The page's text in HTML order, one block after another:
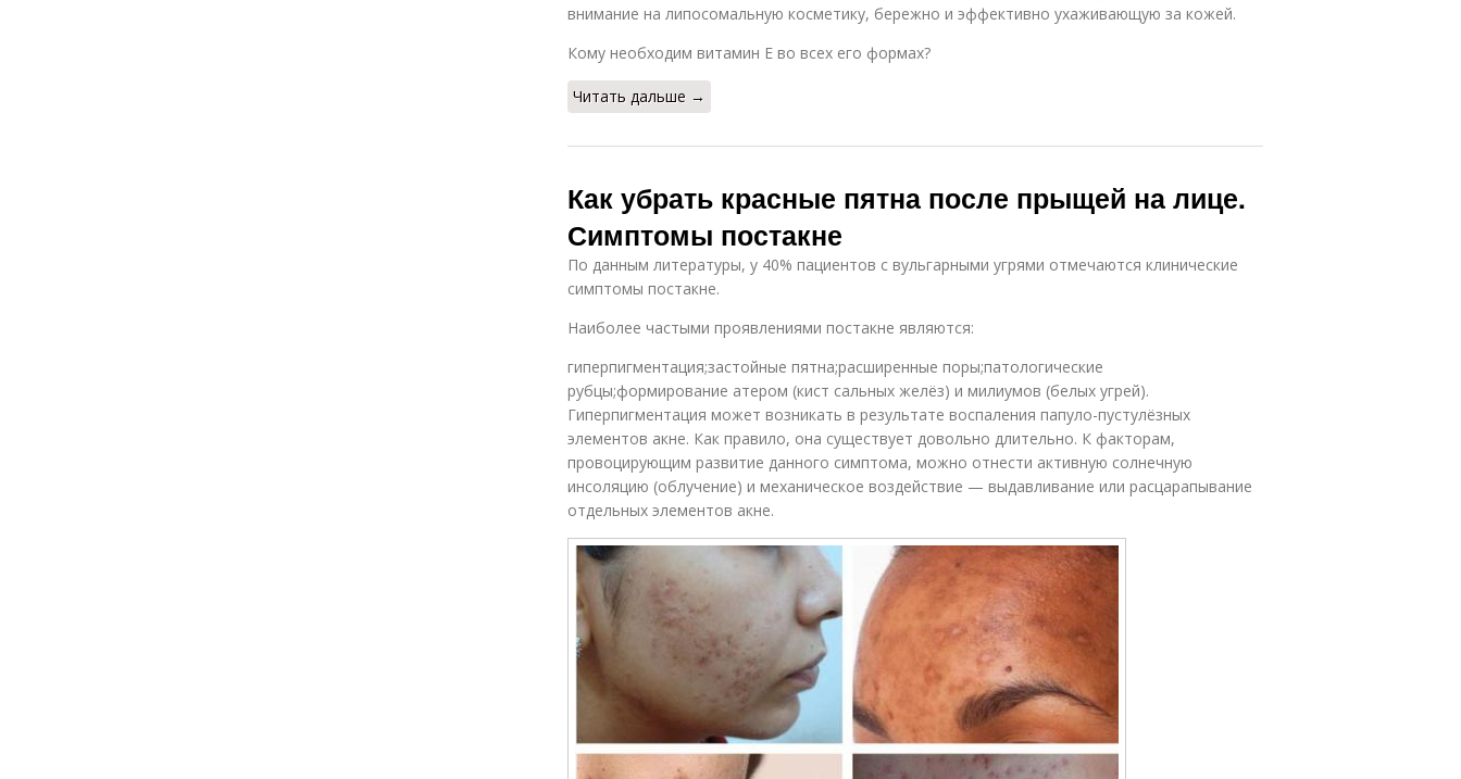
внимание на липосомальную косметику, бережно и эффективно ухаживающую за кожей.
Кому необходим витамин E во всех его формах?
Читать дальше →
Как убрать красные пятна после прыщей на лице.
Симптомы постакне
По данным литературы, у 40% пациентов с вульгарными угрями отмечаются клинические
симптомы постакне.
Наиболее частыми проявлениями постакне являются:
гиперпигментация;застойные пятна;расширенные поры;патологические
рубцы;формирование атером (кист сальных желёз) и милиумов (белых угрей).
Гиперпигментация может возникать в результате воспаления папуло-пустулёзных
элементов акне. Как правило, она существует довольно длительно. К факторам,
провоцирующим развитие данного симптома, можно отнести активную солнечную
инсоляцию (облучение) и механическое воздействие — выдавливание или расцарапывание
отдельных элементов акне.